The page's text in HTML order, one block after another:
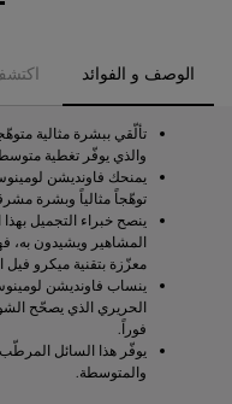
8.25
8.75
10
11
11.5
11.75
13.25
14
الوصف و الفوائد
تألّقي ببشرة مثالية
والذي يوفّر تغطية
يمنحك فاونديشن
توهّجاً مثالياً وبشرة
ينصح خبراء التجميل
المشاهير ويشيدون به،
معزّزة بتقنية ميكرو فيل
ينساب فاونديشن
الحريري الذي يصحّح
فوراً.
يوفّر هذا السائل المرطّب
والمتوسطة.​